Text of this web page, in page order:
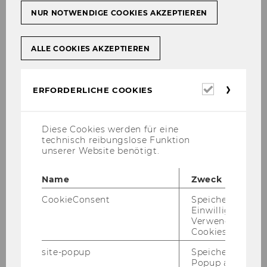
2022fand unser8. Wie­ner
Wirtschaftsdidaktik-​Kongress
MottoWipäd trifft Schu­lestatt.
Wie­der soll­te die­ser Nach­mit­tag in­spi­rie­ren
und neue, di­rekt ein­setz­ba­re Ideen und Un­ter­
richts­durch­füh­rung brin­gen. An kon­kre­ten Bei­
spie­len woll­ten wir die Um­set­zung von ver­
schie­de­nen ak­tu­el­len Trends aus Theo­rie und
Pra­xis für den Schul­un­ter­richt prä­sen­tie­ren
und dis­ku­tie­ren.
Das Wipäd-​Forum wurde wei­ter­ge­führt und
hat wie­der die Mög­lich­keit zu einem in­ten­si­ven
Aus­tausch von Un­ter­richts­ideen unter Kol­
leg:innen von ver­schie­de­nen Schu­len ge­bo­ten.
In den Schu­len gibt es zwei­fel­los viele span­
NUR NOTWENDIGE COOKIES AKZEPTIEREN
ALLE COOKIES AKZEPTIEREN
ERFORDERLICHE COOKIES
Diese Cookies werden für eine
technisch reibungslose Funktion
unserer Website benötigt.
Name
Zweck
CookieConsent
Speichert Ihre
Einwilligung zur
Verwendung von
Cookies.
site-popup
Speichert ob ein
Popup